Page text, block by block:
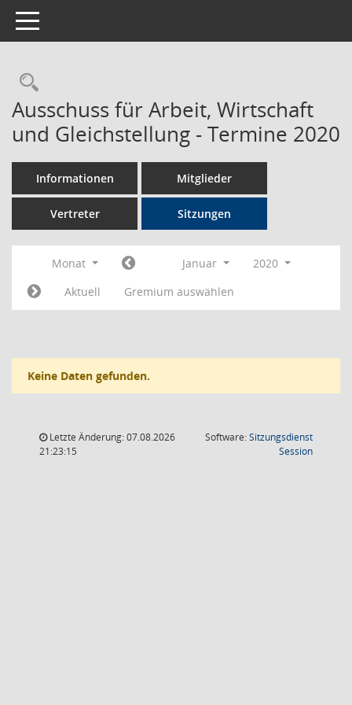
Toggle navigation
Rechercheauswahl
Ausschuss für Arbeit, Wirtschaft
und Gleichstellung - Termine 2020
Informationen Mitglieder
Vertreter Sitzungen
Monat Januar
2020
Aktuell
Gremium auswählen
Keine Daten gefunden.
Letzte Änderung: 07.08.2026
21:23:15
Software:Sitzungsdienst
Session(Wird in